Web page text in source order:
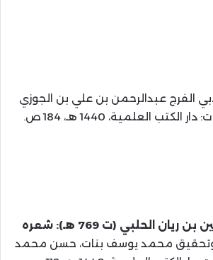
الفرج عبدالرحمن بن علي بن الجوزي
شرف الدين حسين بن ريان الحلبي (ت 769 هـ): شعره
محمد يوسف بنات، حسن محمد